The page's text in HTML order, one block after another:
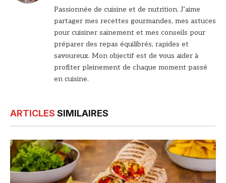
Passionnée de cuisine et de nutrition. J’aime
partager mes recettes gourmandes, mes astuces
pour cuisiner sainement et mes conseils pour
préparer des repas équilibrés, rapides et
savoureux. Mon objectif est de vous aider à
profiter pleinement de chaque moment passé
en cuisine.
ARTICLES SIMILAIRES
© DR